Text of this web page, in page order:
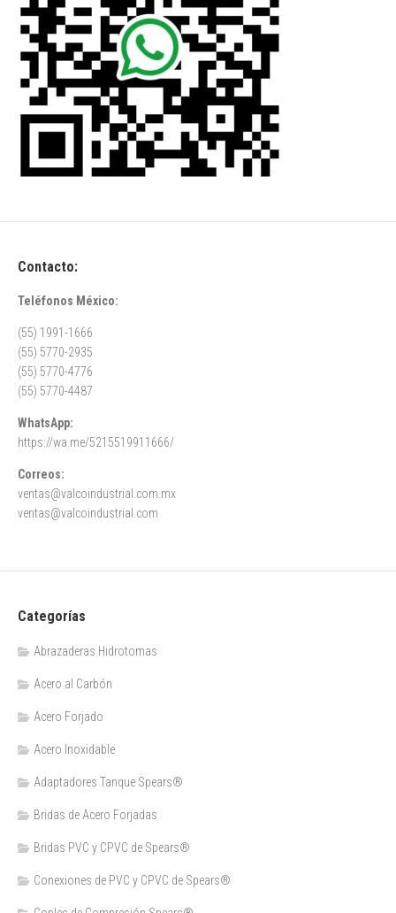
Contacto:
Teléfonos México:
(55) 1991-1666
(55) 5770-2935
(55) 5770-4776
(55) 5770-4487
WhatsApp:
https://wa.me/5215519911666/
Correos:
ventas@valcoindustrial.com.mx
ventas@valcoindustrial.com
Categorías
Abrazaderas Hidrotomas
Acero al Carbón
Acero Forjado
Acero Inoxidable
Adaptadores Tanque Spears®
Bridas de Acero Forjadas
Bridas PVC y CPVC de Spears®
Conexiones de PVC y CPVC de Spears®